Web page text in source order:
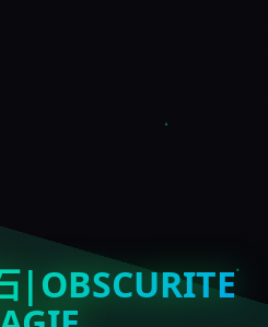
|OBSCURITE